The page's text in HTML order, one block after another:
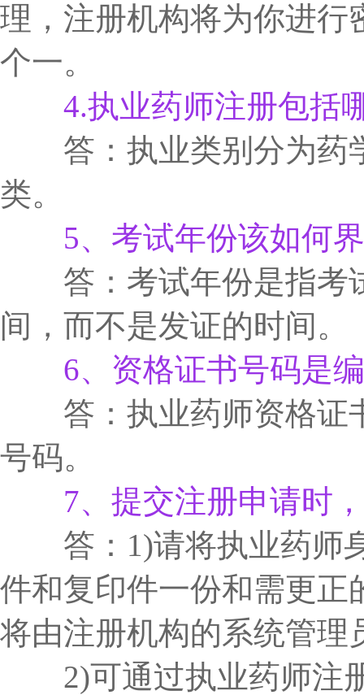
理，注册机构将为你进行
个一。
4.执业药师注册包括
答：执业类别分为药
类。
5、考试年份该如何
答：考试年份是指考
间，而不是发证的时间。
6、资格证书号码是
答：执业药师资格证
号码。
7、提交注册申请时
答：1)请将执业药师
件和复印件一份和需更正
将由注册机构的系统管理
2)可通过执业药师注